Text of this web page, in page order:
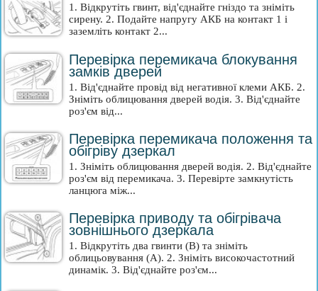
1. Відкрутіть гвинт, від'єднайте гніздо та зніміть
сирену. 2. Подайте напругу АКБ на контакт 1 і
заземліть контакт 2...
Перевірка перемикача блокування
замків дверей
1. Від'єднайте провід від негативної клеми АКБ. 2.
Зніміть облицювання дверей водія. 3. Від'єднайте
роз'єм від...
Перевірка перемикача положення та
обігріву дзеркал
1. Зніміть облицювання дверей водія. 2. Від'єднайте
роз'єм від перемикача. 3. Перевірте замкнутість
ланцюга між...
Перевірка приводу та обігрівача
зовнішнього дзеркала
1. Відкрутіть два гвинти (В) та зніміть
облицьовування (А). 2. Зніміть високочастотний
динамік. 3. Від'єднайте роз'єм...